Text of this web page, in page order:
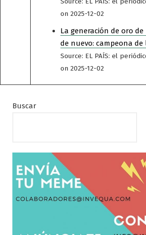
on 2025-12-02
La generación de oro
de nuevo: campeona
Source: EL PAÍS: el
on 2025-12-02
Buscar